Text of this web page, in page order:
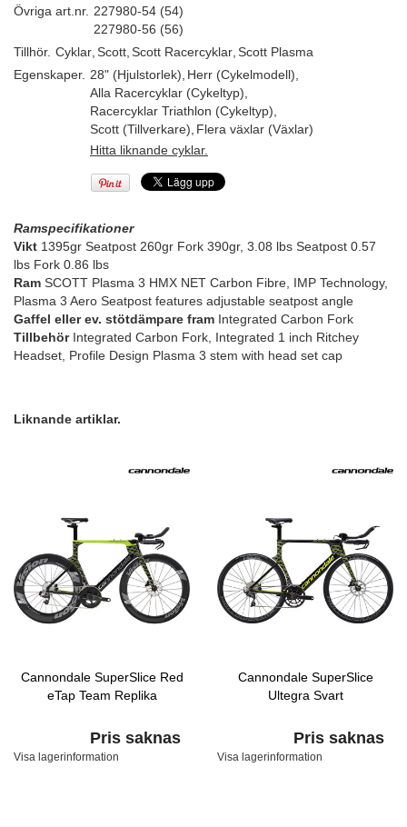
Övriga art.nr. 227980-54 (54)
227980-56 (56)
Tillhör. Cyklar Scott Scott Racercyklar Scott Plasma
Egenskaper. 28" (Hjulstorlek) Herr (Cykelmodell)
Alla Racercyklar (Cykeltyp)
Racercyklar Triathlon (Cykeltyp)
Scott (Tillverkare) Flera växlar (Växlar)
Hitta liknande cyklar.
Ramspecifikationer
Vikt 1395gr Seatpost 260gr Fork 390gr, 3.08 lbs Seatpost 0.57
lbs Fork 0.86 lbs
Ram SCOTT Plasma 3 HMX NET Carbon Fibre, IMP Technology,
Plasma 3 Aero Seatpost features adjustable seatpost angle
Gaffel eller ev. stötdämpare fram Integrated Carbon Fork
TillbehörIntegrated Carbon Fork, Integrated 1 inch Ritchey
Headset, Profile Design Plasma 3 stem with head set cap
Liknande artiklar.
Cannondale SuperSlice Red
eTap Team Replika
Pris saknas
Visa lagerinformation
Cannondale SuperSlice
Ultegra Svart
Pris saknas
Visa lagerinformation